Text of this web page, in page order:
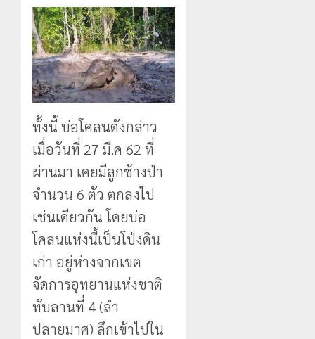
ทั้งนี้ บ่อโคลนดังกล่าว
เมื่อวันที่ 27 มี.ค 62 ที่
ผ่านมา เคยมีลูกช้างป่า
จำนวน 6 ตัว ตกลงไป
เช่นเดียวกัน โดยบ่อ
โคลนแห่งนี้เป็นโป่งดิน
เก่า อยู่ห่างจากเขต
จัดการอุทยานแห่งชาติ
ทับลานที่ 4 (ลำ
ปลายมาศ) ลึกเข้าไปใน